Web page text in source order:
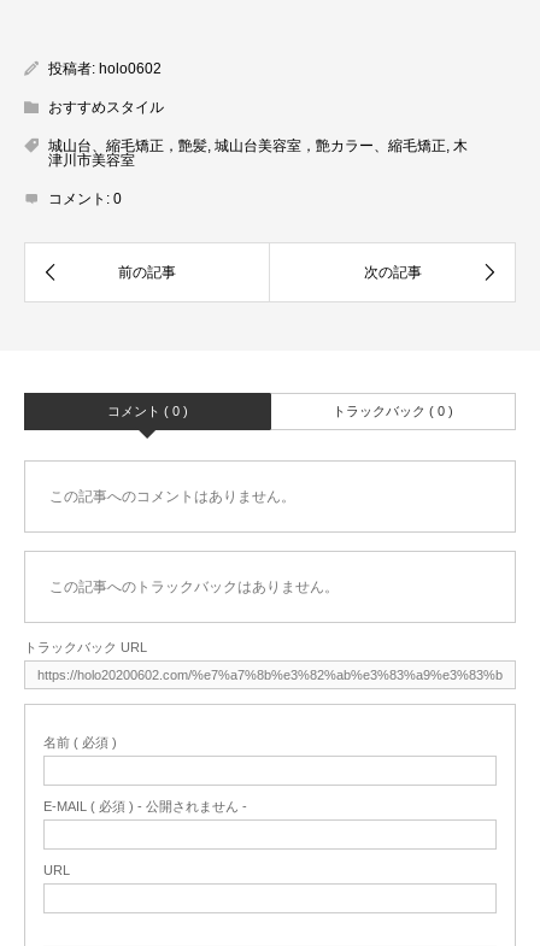
投稿者: holo0602
おすすめスタイル
城山台、縮毛矯正，艶髪, 城山台美容室，艶カラー、縮毛矯正, 木
津川市美容室
コメント: 0
コメント ( 0 ) トラックバック ( 0 )
この記事へのコメントはありません。
この記事へのトラックバックはありません。
トラックバック URL
名前 ( 必須 )
E-MAIL ( 必須 ) - 公開されません -
URL